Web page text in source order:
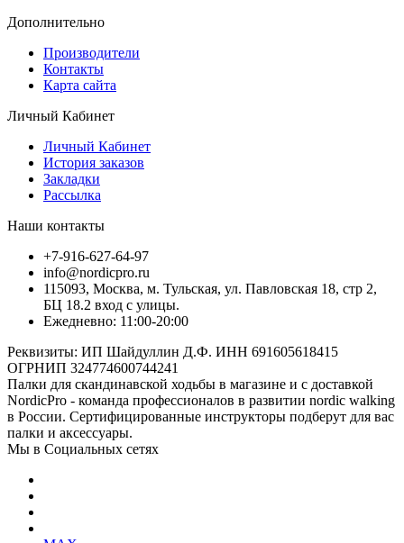
Дополнительно
Производители
Контакты
Карта сайта
Личный Кабинет
Личный Кабинет
История заказов
Закладки
Рассылка
Наши контакты
+7-916-627-64-97
info@nordicpro.ru
115093, Москва, м. Тульская, ул. Павловская 18, стр 2,
БЦ 18.2 вход с улицы.
Ежедневно: 11:00-20:00
Реквизиты: ИП Шайдуллин Д.Ф. ИНН 691605618415
ОГРНИП 324774600744241
Палки для скандинавской ходьбы в магазине и с доставкой
NordicPro - команда профессионалов в развитии nordic walking
в России. Сертифицированные инструкторы подберут для вас
палки и аксессуары.
Мы в Социальных сетях